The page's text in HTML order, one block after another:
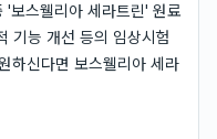
'보스웰리아 세라트린' 원료
기능 개선 등의 임상시험
하신다면 보스웰리아 세라